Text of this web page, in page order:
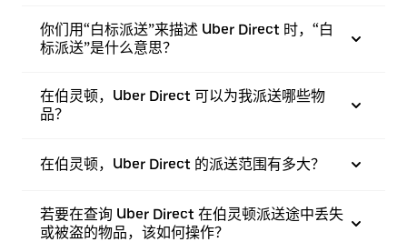
你们用“白标派送”来描述 Uber Direct 时，“白
标派送”是什么意思？
在伯灵顿，Uber Direct 可以为我派送哪些物
品？
在伯灵顿，Uber Direct 的派送范围有多大？
若要在查询 Uber Direct 在伯灵顿派送途中丢失
或被盗的物品，该如何操作？